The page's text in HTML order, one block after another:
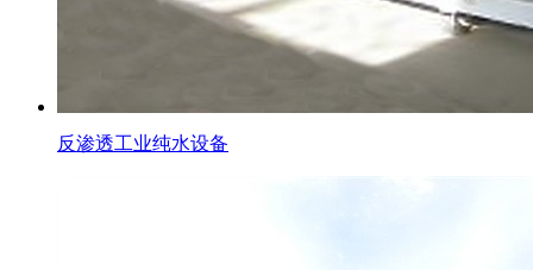
反渗透工业纯水设备